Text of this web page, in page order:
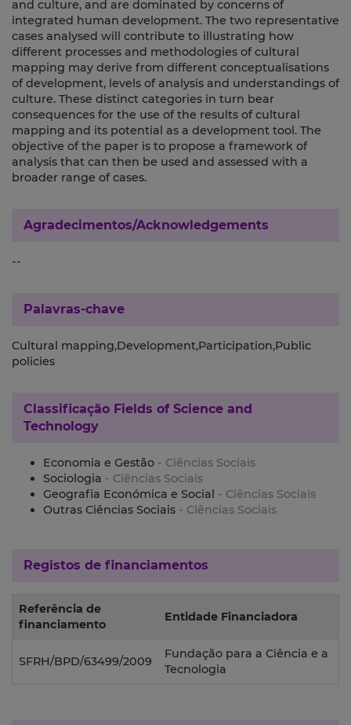
and culture, and are dominated by concerns of
integrated human development. The two representative
cases analysed will contribute to illustrating how
different processes and methodologies of cultural
mapping may derive from different conceptualisations
of development, levels of analysis and understandings of
culture. These distinct categories in turn bear
consequences for the use of the results of cultural
mapping and its potential as a development tool. The
objective of the paper is to propose a framework of
analysis that can then be used and assessed with a
broader range of cases.
Agradecimentos/Acknowledgements
--
Palavras-chave
Cultural mapping,Development,Participation,Public
policies
Classificação Fields of Science and
Technology
Economia e Gestão - Ciências Sociais
Sociologia - Ciências Sociais
Geografia Económica e Social - Ciências Sociais
Outras Ciências Sociais - Ciências Sociais
Registos de financiamentos
Referência de
financiamento
Entidade Financiadora
SFRH/BPD/63499/2009
Fundação para a Ciência e a
Tecnologia